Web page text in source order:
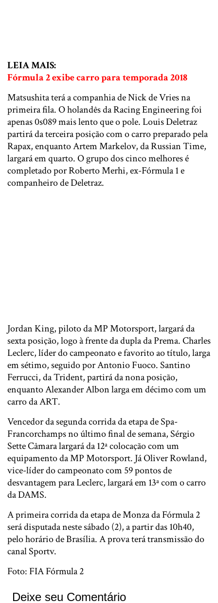
LEIA MAIS:
Fórmula 2 exibe carro para temporada 2018
Matsushita terá a companhia de Nick de Vries na
primeira fila. O holandês da Racing Engineering foi
apenas 0s089 mais lento que o pole. Louis Deletraz
partirá da terceira posição com o carro preparado pela
Rapax, enquanto Artem Markelov, da Russian Time,
largará em quarto. O grupo dos cinco melhores é
completado por Roberto Merhi, ex-Fórmula 1 e
companheiro de Deletraz.
Jordan King, piloto da MP Motorsport, largará da
sexta posição, logo à frente da dupla da Prema. Charles
Leclerc, líder do campeonato e favorito ao título, larga
em sétimo, seguido por Antonio Fuoco. Santino
Ferrucci, da Trident, partirá da nona posição,
enquanto Alexander Albon larga em décimo com um
carro da ART.
Vencedor da segunda corrida da etapa de Spa-
Francorchamps no último final de semana, Sérgio
Sette Câmara largará da 12ª colocação com um
equipamento da MP Motorsport. Já Oliver Rowland,
vice-líder do campeonato com 59 pontos de
desvantagem para Leclerc, largará em 13ª com o carro
da DAMS.
A primeira corrida da etapa de Monza da Fórmula 2
será disputada neste sábado (2), a partir das 10h40,
pelo horário de Brasília. A prova terá transmissão do
canal Sportv.
Foto: FIA Fórmula 2
Deixe seu Comentário